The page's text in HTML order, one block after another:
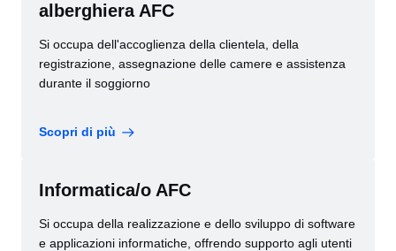
alberghiera AFC
Si occupa dell'accoglienza della clientela, della
registrazione, assegnazione delle camere e assistenza
durante il soggiorno
Scopri di più
Informatica/o AFC
Si occupa della realizzazione e dello sviluppo di software
e applicazioni informatiche, offrendo supporto agli utenti